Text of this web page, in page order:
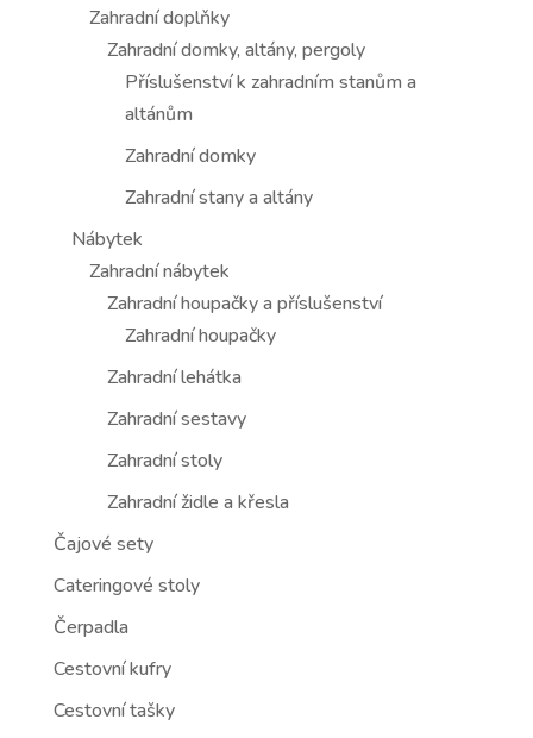
Zahradní doplňky
Zahradní domky, altány, pergoly
Příslušenství k zahradním stanům a
altánům
Zahradní domky
Zahradní stany a altány
Nábytek
Zahradní nábytek
Zahradní houpačky a příslušenství
Zahradní houpačky
Zahradní lehátka
Zahradní sestavy
Zahradní stoly
Zahradní židle a křesla
Čajové sety
Cateringové stoly
Čerpadla
Cestovní kufry
Cestovní tašky